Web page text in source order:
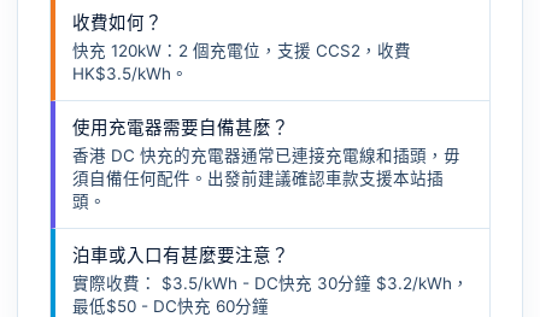
收費如何？
快充 120kW：2 個充電位，支援 CCS2，收費
HK$3.5/kWh。
使用充電器需要自備甚麼？
香港 DC 快充的充電器通常已連接充電線和插頭，毋
須自備任何配件。出發前建議確認車款支援本站插
頭。
泊車或入口有甚麼要注意？
實際收費： $3.5/kWh - DC快充 30分鐘 $3.2/kWh，
最低$50 - DC快充 60分鐘